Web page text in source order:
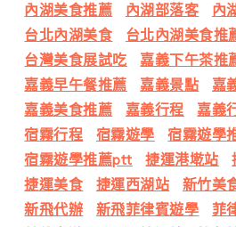
內湖美食推薦
內湖部落客 內
台北內湖美食
台北內湖美食推
台灣美食展試吃
嘉義下午茶推
嘉義早午餐推薦
嘉義景點 嘉
嘉義美食推薦
嘉義行程 嘉義
宿霧行程
宿霧遊學
宿霧遊學
宿霧遊學推薦ptt
捷運港墘站
捷運美食
捷運西湖站 新竹美
新飛代辦
新飛菲律賓遊學
菲